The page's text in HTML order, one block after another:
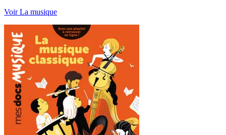
Voir La musique